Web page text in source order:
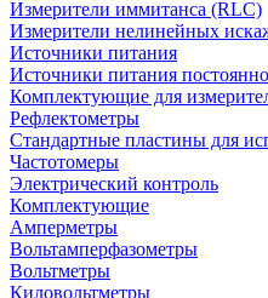
Измерители иммитанса (RLC)
Измерители нелинейных
Источники питания
Источники питания
Комплектующие для
Рефлектометры
Стандартные пластины для
Частотомеры
Электрический контроль
Комплектующие
Амперметры
Вольтамперфазометры
Вольтметры
Киловольтметры